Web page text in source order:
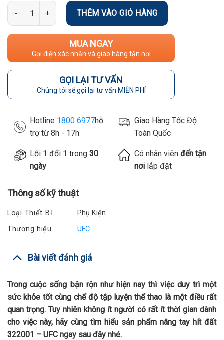
Số lượng
THÊM VÀO GIỎ HÀNG
MUA NGAY
Gọi điện xác nhận và giao hàng tận nơi
GỌI LẠI TƯ VẤN
Chúng tôi sẽ gọi lại tư vấn MIỄN PHÍ
Hotline 1800 6977hỗ
trợ từ 8h - 17h
Giao Hàng Tốc Độ
Toàn Quốc
Lỗi 1 đổi 1 trong 30
ngày
Có nhân viên đến tận
nơilắp đặt
Thông số kỹ thuật
Loại Thiết Bị
Phụ Kiện
Thương hiệu
UFC
Bài viết đánh giá
Trong cuộc sống bận rộn như hiện nay thì việc duy trì một
sức khỏe tốt cùng chế độ tập luyện thể thao là một điều rất
quan trọng. Tuy nhiên không ít người có rất ít thời gian dành
cho việc này, hãy cùng tìm hiểu sản phẩm nâng tay hít đất
322001 – UFC ngay sau đây nhé.